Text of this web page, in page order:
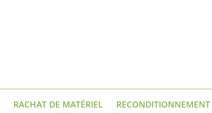
RACHAT DE MATÉRIEL RECONDITIONNEMENT